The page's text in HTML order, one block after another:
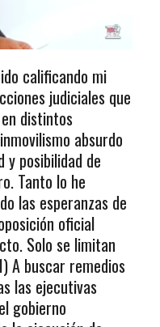
calificando mi
judiciales que
distintos
absurdo
y posibilidad de
Tanto lo he
las esperanzas de
oficial
Solo se limitan
A buscar remedios
las ejecutivas
gobierno